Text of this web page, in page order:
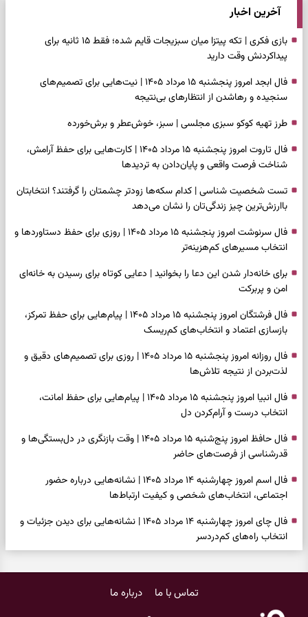
آخرین اخبار
بازی فکری | تکه پیتزا میان سبزیجات قایم شده؛ فقط ۱۵ ثانیه برای
پیداکردنش وقت دارید
فال ابجد امروز پنجشنبه ۱۵ مرداد ۱۴۰۵ | نیت‌هایی برای تصمیم‌های
سنجیده و رهاشدن از انتظارهای بی‌نتیجه
طرز تهیه کوکو سبزی مجلسی | سبز، خوش‌عطر و برش‌خورده
فال تاروت امروز پنجشنبه ۱۵ مرداد ۱۴۰۵ | کارت‌هایی برای حفظ آرامش،
شناخت فرصت واقعی و پایان‌دادن به تردیدها
تست شخصیت شناسی | کدام سکه‌ها زودتر چشمتان را گرفتند؟ انتخابتان
باارزش‌ترین چیز زندگی‌تان را نشان می‌دهد
فال سرنوشت امروز پنجشنبه ۱۵ مرداد ۱۴۰۵ | روزی برای حفظ دستاوردها و
انتخاب مسیرهای کم‌هزینه‌تر
برای خانه‌دار شدن این دعا را بخوانید | دعایی کوتاه برای رسیدن به خانه‌ای
امن و پربرکت
فال فرشتگان امروز پنجشنبه ۱۵ مرداد ۱۴۰۵ | پیام‌هایی برای حفظ تمرکز،
بازسازی اعتماد و انتخاب‌های کم‌ریسک
فال روزانه امروز پنجشنبه ۱۵ مرداد ۱۴۰۵ | روزی برای تصمیم‌های دقیق و
لذت‌بردن از نتیجه تلاش‌ها
فال انبیا امروز پنجشنبه ۱۵ مرداد ۱۴۰۵ | پیام‌هایی برای حفظ امانت،
انتخاب درست و آرام‌کردن دل
فال حافظ امروز پنج‌شنبه ۱۵ مرداد ۱۴۰۵ | وقت بازنگری در دل‌بستگی‌ها و
قدرشناسی از فرصت‌های حاضر
فال اسم امروز چهارشنبه ۱۴ مرداد ۱۴۰۵ | نشانه‌هایی درباره حضور
اجتماعی، انتخاب‌های شخصی و کیفیت ارتباط‌ها
فال چای امروز چهارشنبه ۱۴ مرداد ۱۴۰۵ | نشانه‌هایی برای دیدن جزئیات و
انتخاب راه‌های کم‌دردسر
تماس با ما درباره ما